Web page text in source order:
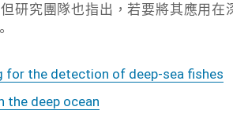
研究團隊也指出，若要將其應用在
for the detection of deep-sea fishes
the deep ocean